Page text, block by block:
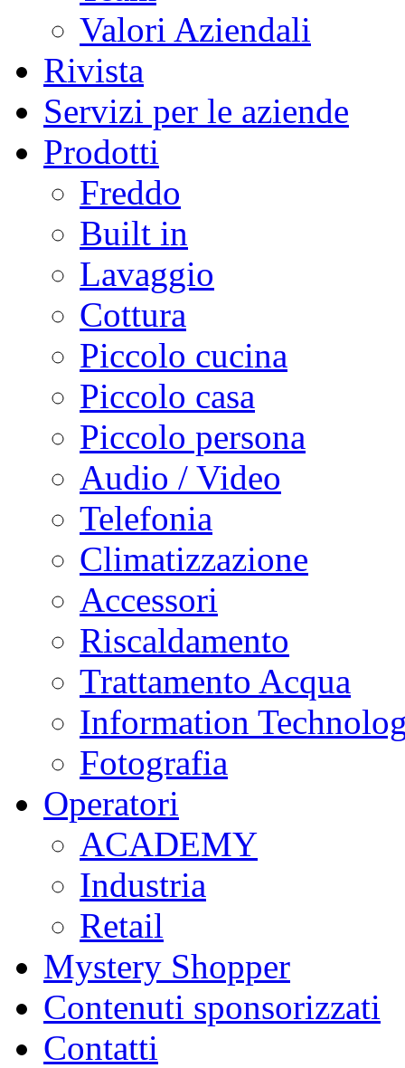
Valori Aziendali
Rivista
Servizi per le aziende
Prodotti
Freddo
Built in
Lavaggio
Cottura
Piccolo cucina
Piccolo casa
Piccolo persona
Audio / Video
Telefonia
Climatizzazione
Accessori
Riscaldamento
Trattamento Acqua
Information
Fotografia
Operatori
ACADEMY
Industria
Retail
Mystery Shopper
Contenuti sponsorizzati
Contatti